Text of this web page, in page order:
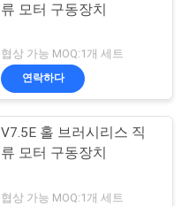
류 모터 구동장치
협상 가능 MOQ:1개 세트
연락하다
V7.5E 홀 브러시리스 직
류 모터 구동장치
협상 가능 MOQ:1개 세트